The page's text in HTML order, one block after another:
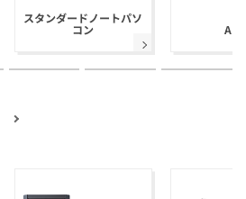
スタンダードノートパソ
コン AI